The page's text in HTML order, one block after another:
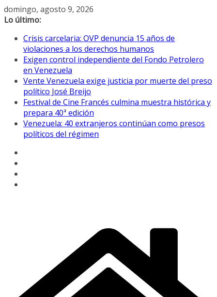
Saltar
al
domingo, agosto 9, 2026
Lo último:
Crisis carcelaria: OVP denuncia 15 años de
violaciones a los derechos humanos
Exigen control independiente del Fondo Petrolero
en Venezuela
Vente Venezuela exige justicia por muerte del preso
político José Breijo
Festival de Cine Francés culmina muestra histórica y
prepara 40ª edición
Venezuela: 40 extranjeros continúan como presos
políticos del régimen